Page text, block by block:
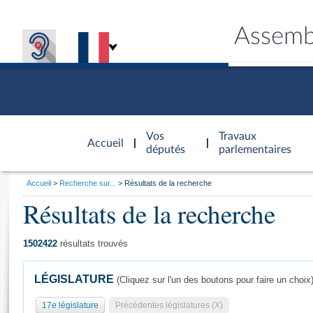
Accueil
d'accueil
Vos
députés
Travaux
parlementaires
Général
Vous
Accueil Recherche sur... Résultats de la recherche
Résultats de la recherche
1502422 résultats trouvés
LÉGISLATURE (Cliquez sur l'un des boutons pour faire un choix)
17e législature Précédentes législatures (X)